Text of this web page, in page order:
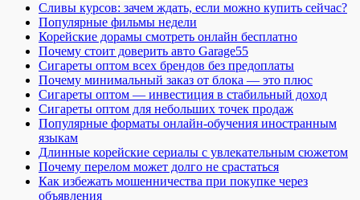
Сливы курсов: зачем ждать, если можно купить сейчас?
Популярные фильмы недели
Корейские дорамы смотреть онлайн бесплатно
Почему стоит доверить авто Garage55
Сигареты оптом всех брендов без предоплаты
Почему минимальный заказ от блока — это плюс
Сигареты оптом — инвестиция в стабильный доход
Сигареты оптом для небольших точек продаж
Популярные форматы онлайн-обучения иностранным
языкам
Длинные корейские сериалы с увлекательным сюжетом
Почему перелом может долго не срастаться
Как избежать мошенничества при покупке через
объявления